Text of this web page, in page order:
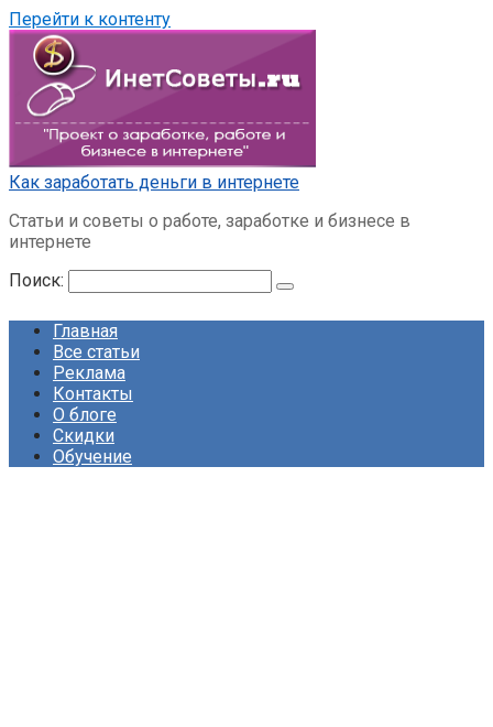
Перейти к контенту
Как заработать деньги в интернете
Статьи и советы о работе, заработке и бизнесе в
интернете
Поиск:
Главная
Все статьи
Реклама
Контакты
О блоге
Скидки
Обучение